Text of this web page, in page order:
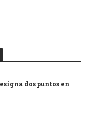
dos puntos en